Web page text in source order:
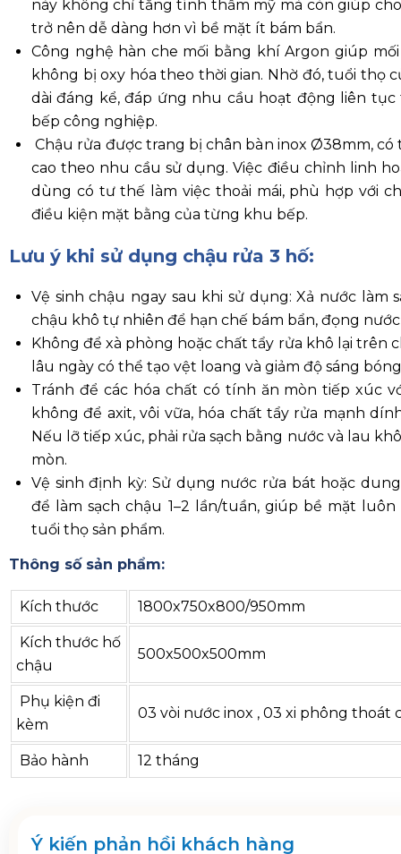
không bị oxy hóa theo thời gian. Nhờ đó, tuổi thọ
dài đáng kể, đáp ứng nhu cầu hoạt động liên
bếp công nghiệp.
Chậu rửa được trang bị chân bàn inox Ø38mm,
cao theo nhu cầu sử dụng. Việc điều chỉnh linh
dùng có tư thế làm việc thoải mái, phù hợp với
điều kiện mặt bằng của từng khu bếp.
Lưu ý khi sử dụng chậu rửa 3 hố:
Vệ sinh chậu ngay sau khi sử dụng: Xả nước làm
chậu khô tự nhiên để hạn chế bám bẩn, đọng
Không để xà phòng hoặc chất tẩy rửa khô lại trên
lâu ngày có thể tạo vệt loang và giảm độ sáng
Tránh để các hóa chất có tính ăn mòn tiếp xúc
không để axit, vôi vữa, hóa chất tẩy rửa mạnh
Nếu lỡ tiếp xúc, phải rửa sạch bằng nước và lau
mòn.
Vệ sinh định kỳ: Sử dụng nước rửa bát hoặc
để làm sạch chậu 1–2 lần/tuần, giúp bề mặt
tuổi thọ sản phẩm.
Thông số sản phẩm:
Kích thước 1800x750x800/950mm
Kích thước hố
chậu
500x500x500mm
Phụ kiện đi
kèm
03 vòi nước inox , 03 xi phông thoát
Bảo hành 12 tháng
Hãy là người đầu tiên đánh giá sản